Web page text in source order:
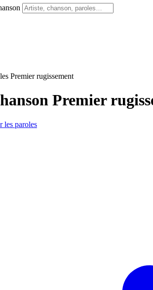
Premier rugissement
Premier
les paroles